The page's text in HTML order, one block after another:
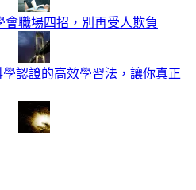
職場四招，別再受人欺負
認證的高效學習法，讓你真正